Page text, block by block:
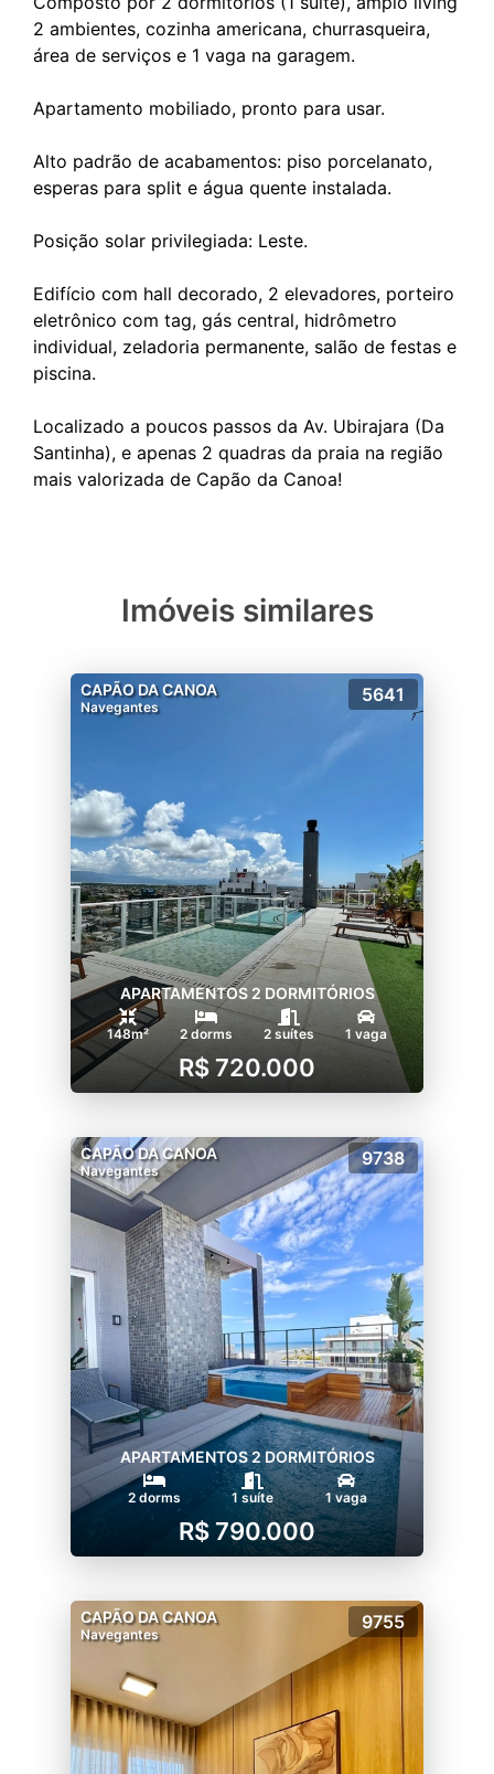
2 ambientes, cozinha americana, churrasqueira,
área de serviços e 1 vaga na garagem.
Apartamento mobiliado, pronto para usar.
Alto padrão de acabamentos: piso porcelanato,
esperas para split e água quente instalada.
Posição solar privilegiada: Leste.
Edifício com hall decorado, 2 elevadores, porteiro
eletrônico com tag, gás central, hidrômetro
individual, zeladoria permanente, salão de festas e
piscina.
Localizado a poucos passos da Av. Ubirajara (Da
Santinha), e apenas 2 quadras da praia na região
Imóveis similares
CAPÃO DA CANOA
Navegantes
5641
APARTAMENTOS 2 DORMITÓRIOS
148m² 2 dorms 2 suítes 1 vaga
R$ 720.000
CAPÃO DA CANOA
Navegantes
9738
APARTAMENTOS 2 DORMITÓRIOS
2 dorms 1 suíte 1 vaga
R$ 790.000
CAPÃO DA CANOA
Navegantes
9755